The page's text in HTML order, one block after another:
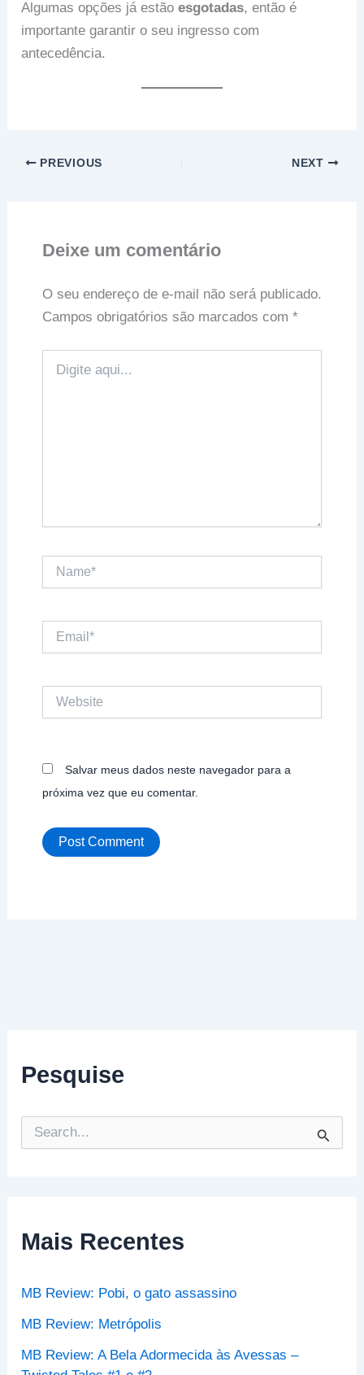
Pesquise
e
s
a
o
:
Mais Recentes
MB Review: Pobi, o gato assassino
MB Review: Metrópolis
MB Review: A Bela Adormecida às Avessas –
Algumas opções já estãoesgotadas, então é
importante garantir o seu ingresso com
antecedência.
PREVIOUS NEXT
Deixe um comentário
O seu endereço de e-mail não será publicado.
Campos obrigatórios são marcados com *
aqui...
Name*
Salvar meus dados neste navegador para a
próxima vez que eu comentar.